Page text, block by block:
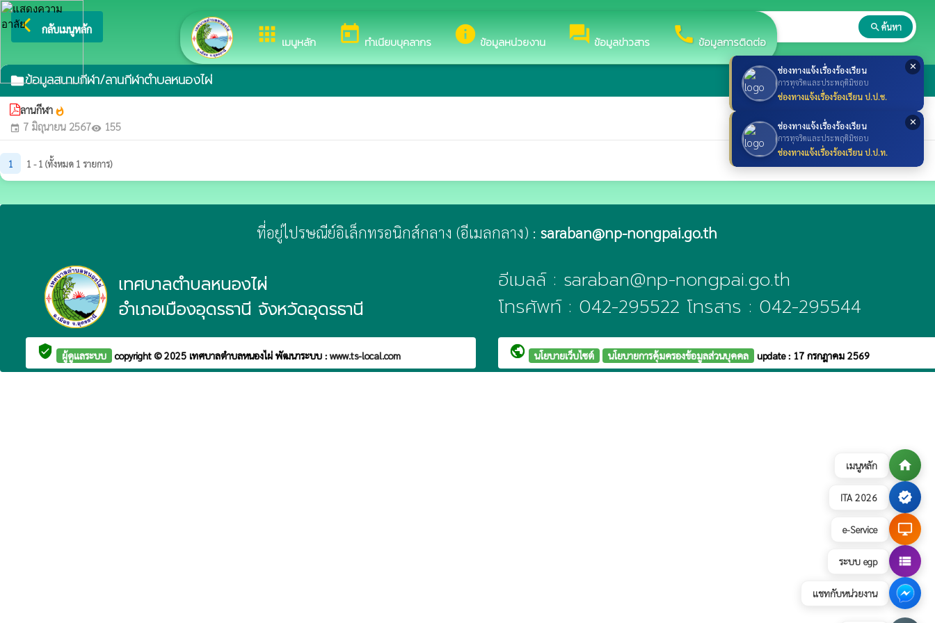
เมนูหลัก home
ITA 2026 verified
e-Service desktop_windows
ระบบ egp view_list
แชทกับหน่วยงาน
✕
ช่องทางแจ้งเรื่องร้องเรียน
การทุจริตและประพฤติมิชอบ
ช่องทางแจ้งเรื่องร้องเรียน ป.ป.ช.
✕
ช่องทางแจ้งเรื่องร้องเรียน
การทุจริตและประพฤติมิชอบ
ช่องทางแจ้งเรื่องร้องเรียน ป.ป.ท.
apps เมนูหลัก today ทำเนียบบุคลากร info ข้อมูลหน่วยงาน forum ข้อมูลข่าวสาร call ข้อมูลการติดต่อ
arrow_back_ios กลับเมนูหลัก ยินดีต้อนรับสู่เว็บไซต์ของ เทศบาลตำบลหนองไผ่ search ค้นหา
folderข้อมูลสนามกีฬา/ลานกีฬาตำบลหนองไผ่
ลานกีฬา whatshot
event 7 มิถุนายน 2567visibility 155
1 1 - 1 (ทั้งหมด 1 รายการ)
ที่อยู่ไปรษณีย์อิเล็กทรอนิกส์กลาง (อีเมลกลาง) : saraban@np-nongpai.go.th
เทศบาลตำบลหนองไผ่
อำเภอเมืองอุดรธานี จังหวัดอุดรธานี
อีเมลล์ : saraban@np-nongpai.go.th
โทรศัพท์ : 042-295522 โทรสาร : 042-295544
verified_user ผู้ดูแลระบบ copyright © 2025 เทศบาลตำบลหนองไผ่ พัฒนาระบบ : www.ts-local.com public นโยบายเว็บไซต์ นโยบายการคุ้มครองข้อมูลส่วนบุคคล update : 17 กรกฎาคม 2569